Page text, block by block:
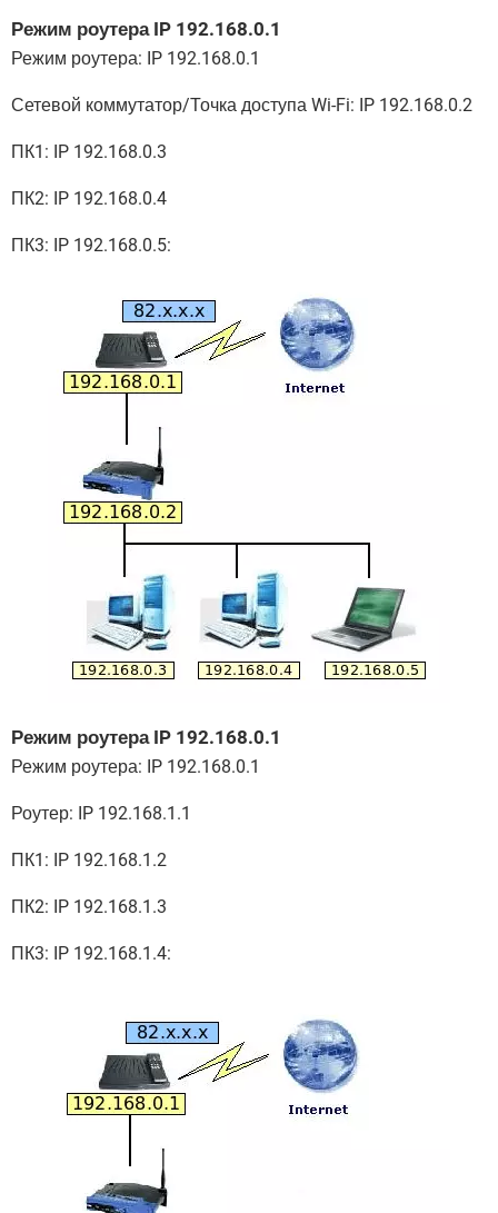
Режим роутера IP 192.168.0.1
Режим роутера: IP 192.168.0.1
Сетевой коммутатор/Точка доступа Wi-Fi: IP 192.168.0.2
ПК1: IP 192.168.0.3
ПК2: IP 192.168.0.4
ПК3: IP 192.168.0.5:
Режим роутера IP 192.168.0.1
Режим роутера: IP 192.168.0.1
Роутер: IP 192.168.1.1
ПК1: IP 192.168.1.2
ПК2: IP 192.168.1.3
ПК3: IP 192.168.1.4: